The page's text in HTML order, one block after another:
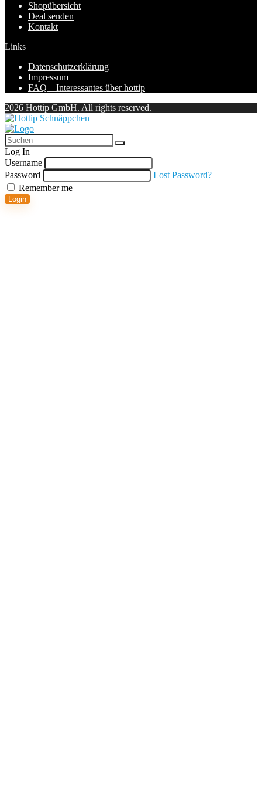
Shopübersicht
Deal senden
Kontakt
Links
Datenschutzerklärung
Impressum
FAQ – Interessantes über hottip
2026 Hottip GmbH. All rights reserved.
Log In
Username
Password
Lost Password?
Remember me
Login